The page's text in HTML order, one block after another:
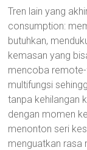
Tren lain yang
consumption:
butuhkan,
kemasan yang
mencoba
multifungsi
tanpa kehilangan
dengan momen
menonton seri
menguatkan rasa